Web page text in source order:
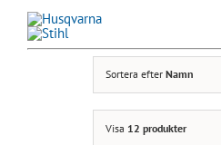
Sortera efter Namn
Visa 12 produkter